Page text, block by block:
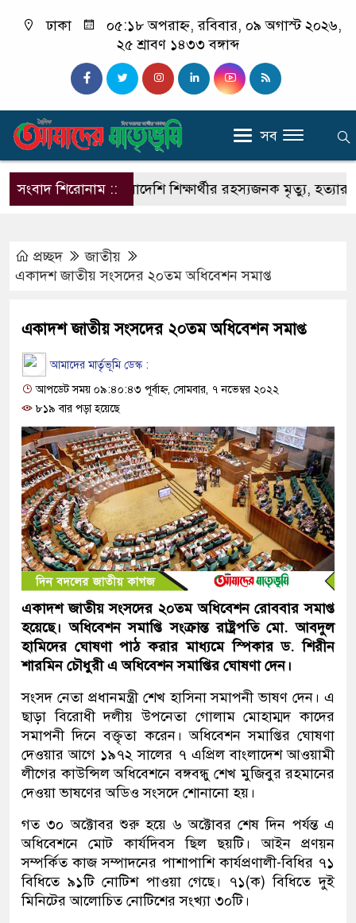
ঢাকা
০৫:১৮ অপরাহ্ন, রবিবার, ০৯ অগাস্ট ২০২৬,
২৫ শ্রাবণ ১৪৩৩ বঙ্গাব্দ
সব
সংবাদ শিরোনাম ::
ভারতে বাংলাদেশি শিক্ষার্থীর রহস্যজনক মৃত্যু, হত্যার
প্রচ্ছদ
জাতীয়
একাদশ জাতীয় সংসদের ২০তম অধিবেশন সমাপ্ত
একাদশ জাতীয় সংসদের ২০তম অধিবেশন সমাপ্ত
আমাদের মার্তৃভূমি ডেস্ক :
আপডেট সময় ০৯:৪০:৪৩ পূর্বাহ্ন, সোমবার, ৭ নভেম্বর ২০২২
৮১৯ বার পড়া হয়েছে
একাদশ জাতীয় সংসদের ২০তম অধিবেশন রোববার সমাপ্ত
হয়েছে। অধিবেশন সমাপ্তি সংক্রান্ত রাষ্ট্রপতি মো. আবদুল
হামিদের ঘোষণা পাঠ করার মাধ্যমে স্পিকার ড. শিরীন
শারমিন চৌধুরী এ অধিবেশন সমাপ্তির ঘোষণা দেন।
সংসদ নেতা প্রধানমন্ত্রী শেখ হাসিনা সমাপনী ভাষণ দেন। এ
ছাড়া বিরোধী দলীয় উপনেতা গোলাম মোহাম্মদ কাদের
সমাপনী দিনে বক্তৃতা করেন। অধিবেশন সমাপ্তির ঘোষণা
দেওয়ার আগে ১৯৭২ সালের ৭ এপ্রিল বাংলাদেশ আওয়ামী
লীগের কাউন্সিল অধিবেশনে বঙ্গবন্ধু শেখ মুজিবুর রহমানের
দেওয়া ভাষণের অডিও সংসদে শোনানো হয়।
গত ৩০ অক্টোবর শুরু হয়ে ৬ অক্টোবর শেষ দিন পর্যন্ত এ
অধিবেশনে মোট কার্যদিবস ছিল ছয়টি। আইন প্রণয়ন
সম্পর্কিত কাজ সম্পাদনের পাশাপাশি কার্যপ্রণালী-বিধির ৭১
বিধিতে ৯১টি নোটিশ পাওয়া গেছে। ৭১(ক) বিধিতে দুই
মিনিটের আলোচিত নোটিশের সংখ্যা ৩০টি।